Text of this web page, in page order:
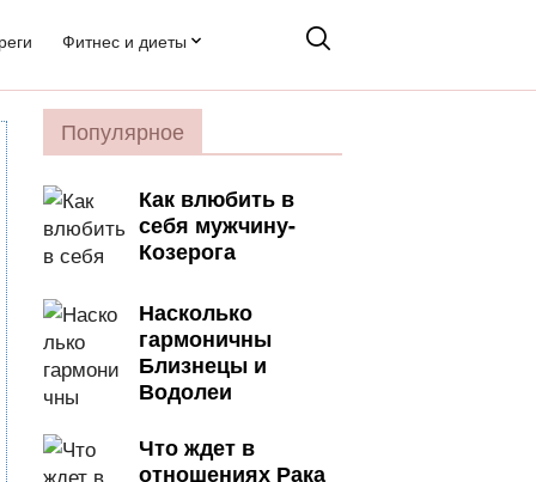
Фитнес и диеты
Популярное
Как влюбить в
себя мужчину-
Козерога
Насколько
гармоничны
Близнецы и
Водолеи
Что ждет в
отношениях Рака